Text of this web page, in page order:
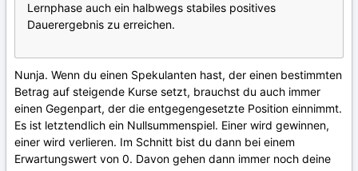
Lernphase auch ein halbwegs stabiles positives
Dauerergebnis zu erreichen.
Nunja. Wenn du einen Spekulanten hast, der einen bestimmten
Betrag auf steigende Kurse setzt, brauchst du auch immer
einen Gegenpart, der die entgegengesetzte Position einnimmt.
Es ist letztendlich ein Nullsummenspiel. Einer wird gewinnen,
einer wird verlieren. Im Schnitt bist du dann bei einem
Erwartungswert von 0. Davon gehen dann immer noch deine